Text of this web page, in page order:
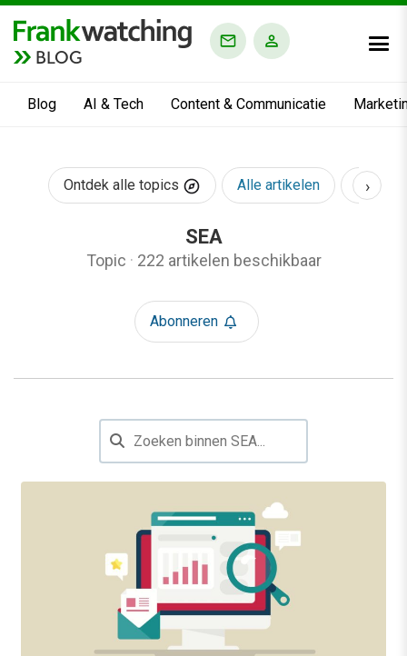
BLOG
Blog AI & Tech Content & Communicatie
Ontdek alle topics Alle artikelen AI &
›
SEA
Topic · 222 artikelen beschikbaar
Abonneren